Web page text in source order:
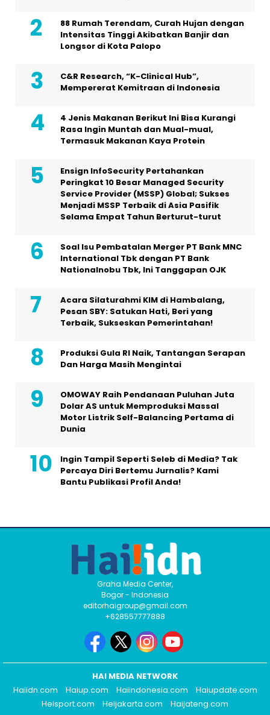
88 Rumah Terendam, Curah Hujan dengan
Intensitas Tinggi Akibatkan Banjir dan
Longsor di Kota Palopo
C&R Research, “K-Clinical Hub”,
Mempererat Kemitraan di Indonesia
4 Jenis Makanan Berikut Ini Bisa Kurangi
Rasa Ingin Muntah dan Mual-mual,
Termasuk Makanan Kaya Protein
Ensign InfoSecurity Pertahankan
Peringkat 10 Besar Managed Security
Service Provider (MSSP) Global; Sukses
Menjadi MSSP Terbaik di Asia Pasifik
Selama Empat Tahun Berturut-turut
Soal Isu Pembatalan Merger PT Bank MNC
International Tbk dengan PT Bank
Nationalnobu Tbk, Ini Tanggapan OJK
Acara Silaturahmi KIM di Hambalang,
Pesan SBY: Satukan Hati, Beri yang
Terbaik, Sukseskan Pemerintahan!
Produksi Gula RI Naik, Tantangan Serapan
Dan Harga Masih Mengintai
OMOWAY Raih Pendanaan Puluhan Juta
Dolar AS untuk Memproduksi Massal
Motor Listrik Self-Balancing Pertama di
Dunia
Ingin Tampil Seperti Seleb di Media? Tak
Percaya Diri Bertemu Jurnalis? Kami
Bantu Publikasi Profil Anda!
Graha Media Center,
Bogor - Indonesia
editorhaigroup@gmail.com
+628557777888
HAI MEDIA NETWORK
Haiidn.com
Haiup.com Haiindonesia.com
Haiupdate.com
Heisport.com
Heijakarta.com
Haijateng.com